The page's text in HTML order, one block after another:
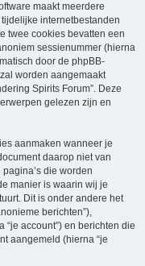
maakt meerdere
internetbestanden
twee cookies bevatten een
sessienummer (hierna
door de phpBB-
worden aangemaakt
Spirits Forum”. Deze
gelezen zijn en
aanmaken wanneer je
daarop niet van
die worden
manier is waarin wij je
Dit is onder andere het
berichten”),
“je account”) en berichten die
aangemeld (hierna “je